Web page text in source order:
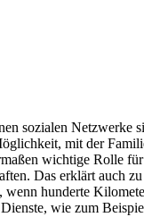
sozialen
mit der
wichtige Rolle
Das erklärt auch
hunderte
wie zum